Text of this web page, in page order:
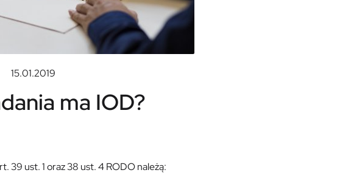
15.01.2019
ma IOD?
39 ust. 1 oraz 38 ust. 4 RODO należą: